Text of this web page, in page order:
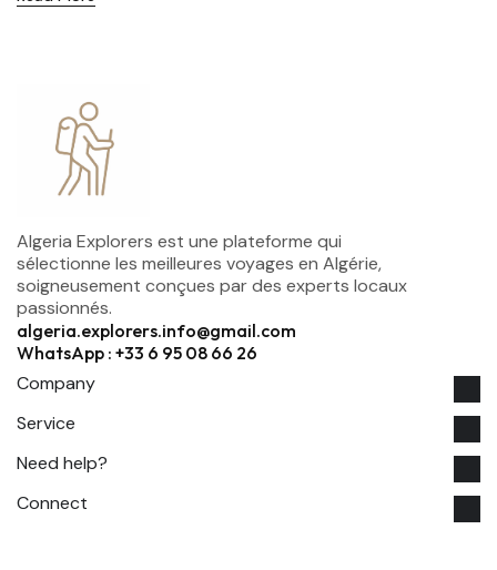
Algeria Explorers est une plateforme qui
sélectionne les meilleures voyages en Algérie,
soigneusement conçues par des experts locaux
passionnés.
algeria.explorers.info@gmail.com
WhatsApp : +33 6 95 08 66 26
Company
Service
Need help?
Connect